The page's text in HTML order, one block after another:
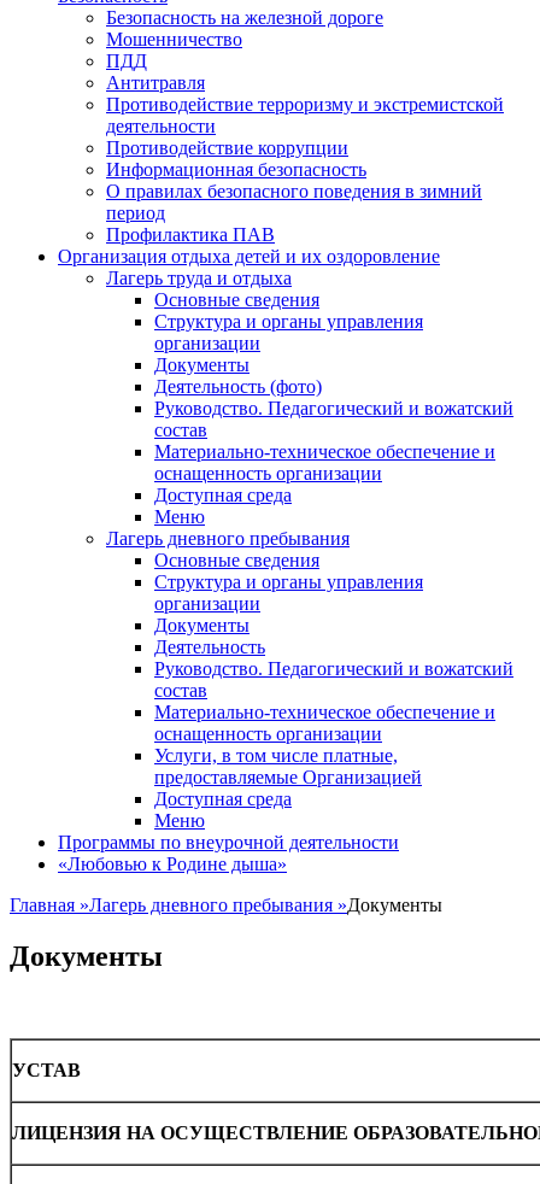
Безопасность на железной дороге
Мошенничество
ПДД
Антитравля
Противодействие терроризму и экстремистской
деятельности
Противодействие коррупции
Информационная безопасность
О правилах безопасного поведения в зимний
период
Профилактика ПАВ
Организация отдыха детей и их оздоровление
Лагерь труда и отдыха
Основные сведения
Структура и органы управления
организации
Документы
Деятельность (фото)
Руководство. Педагогический и вожатский
состав
Материально-техническое обеспечение и
оснащенность организации
Доступная среда
Меню
Лагерь дневного пребывания
Основные сведения
Структура и органы управления
организации
Документы
Деятельность
Руководство. Педагогический и вожатский
состав
Материально-техническое обеспечение и
оснащенность организации
Услуги, в том числе платные,
предоставляемые Организацией
Доступная среда
Меню
Программы по внеурочной деятельности
«Любовью к Родине дыша»
Главная »Лагерь дневного пребывания »Документы
Документы
УСТАВ
ЛИЦЕНЗИЯ НА ОСУЩЕСТВЛЕНИЕ